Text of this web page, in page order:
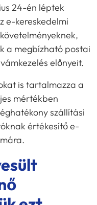
24-én léptek
e-kereskedelmi
a megbízható postai
előnyeit.
is tartalmazza a
mértékben
szállítási
értékesítő e-